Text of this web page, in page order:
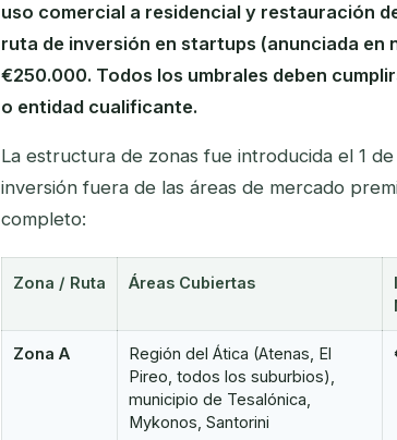
uso comercial a residencial y restauración
ruta de inversión en startups (anunciada en
€250.000. Todos los umbrales deben
o entidad cualificante.
La estructura de zonas fue introducida el 1
inversión fuera de las áreas de mercado
completo:
Zona / Ruta Áreas Cubiertas
Zona A
Región del Ática (Atenas, El
Pireo, todos los suburbios),
municipio de Tesalónica,
Mykonos, Santorini